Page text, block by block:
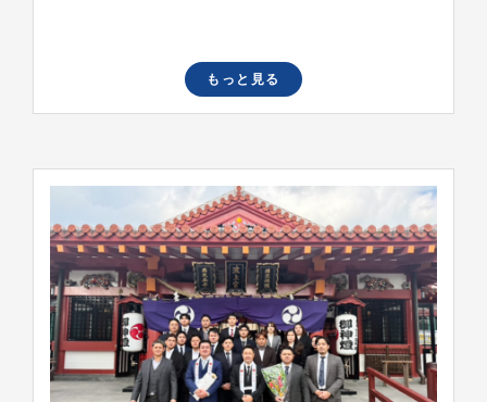
もっと見る